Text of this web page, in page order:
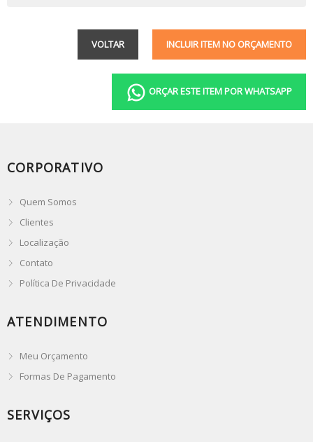
INCLUIR ITEM NO ORÇAMENTO
VOLTAR
ORÇAR ESTE ITEM POR WHATSAPP
CORPORATIVO
Quem Somos
Clientes
Localização
Contato
Política De Privacidade
ATENDIMENTO
Meu Orçamento
Formas De Pagamento
SERVIÇOS